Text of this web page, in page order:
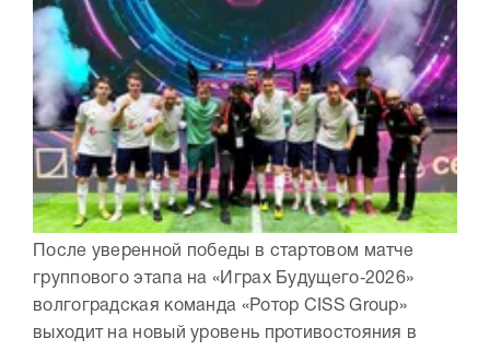
После уверенной победы в стартовом матче
группового этапа на «Играх Будущего‑2026»
волгоградская команда «Ротор CISS Group»
выходит на новый уровень противостояния в